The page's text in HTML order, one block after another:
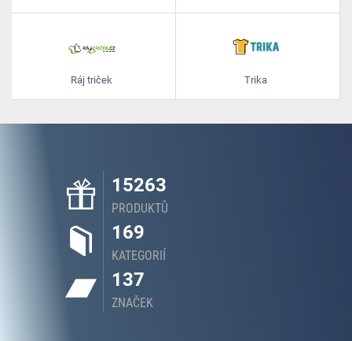
Ráj triček Trika
15263
PRODUKTŮ
169
KATEGORIÍ
137
ZNAČEK